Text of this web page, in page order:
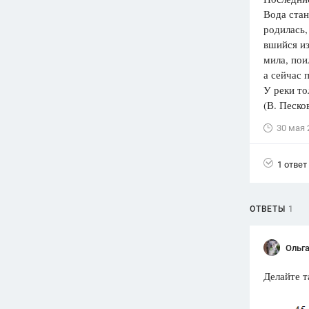
1752 ответа
Олимпиады
ответа
Spotlight
1551
Вода
вшийся
мила,
а сейчас
У реки
(В.
30 мая
1 ответ
ОТВЕТЫ 1
Делайте